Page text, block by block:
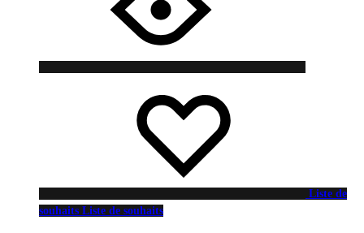
Liste de
souhaits Liste de souhaits